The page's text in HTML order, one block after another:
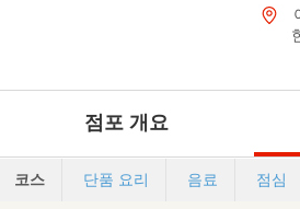
점포 개요
코스 단품 요리 음료 점심